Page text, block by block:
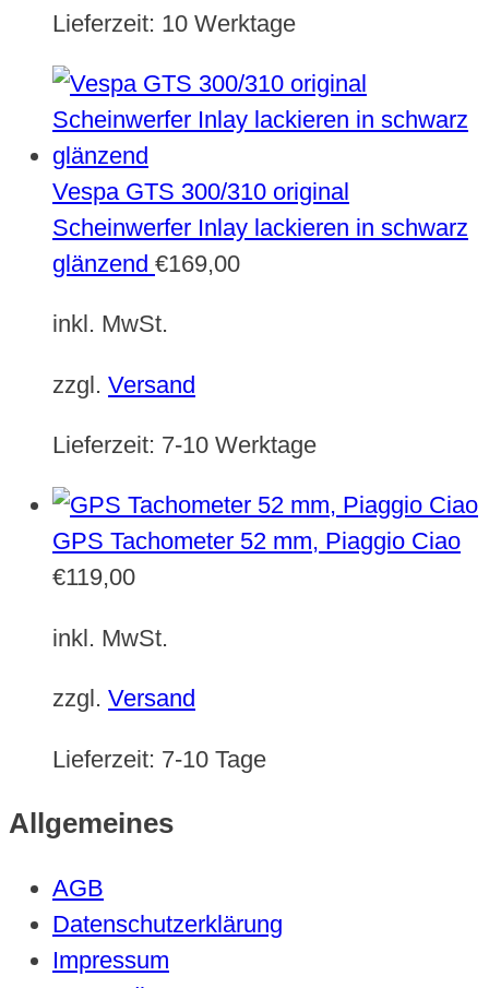
Lieferzeit: 10 Werktage
Vespa GTS 300/310 original
Scheinwerfer Inlay lackieren in schwarz
glänzend €169,00
inkl. MwSt.
zzgl. Versand
Lieferzeit: 7-10 Werktage
GPS Tachometer 52 mm, Piaggio Ciao
€119,00
inkl. MwSt.
zzgl. Versand
Lieferzeit: 7-10 Tage
Allgemeines
AGB
Datenschutzerklärung
Impressum